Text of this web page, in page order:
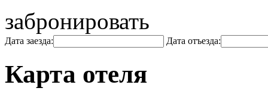
забронировать
Дата заезда: Дата отъезда:
Карта отеля